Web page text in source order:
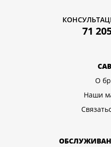
71
О
Наши